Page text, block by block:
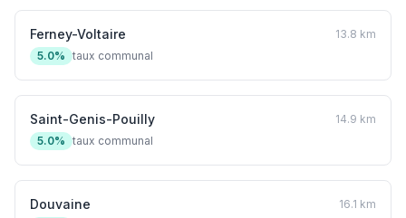
Ferney-Voltaire
13.8 km
5.0% taux communal
Saint-Genis-Pouilly
14.9 km
5.0% taux communal
Douvaine
16.1 km